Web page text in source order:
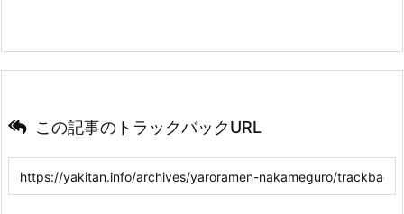
この記事のトラックバックURL